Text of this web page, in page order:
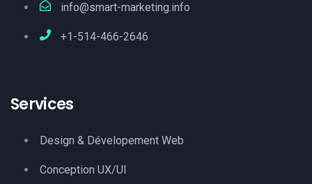
info@smart-marketing.info
+1-514-466-2646
Services
Design & Dévelopement Web
Conception UX/UI